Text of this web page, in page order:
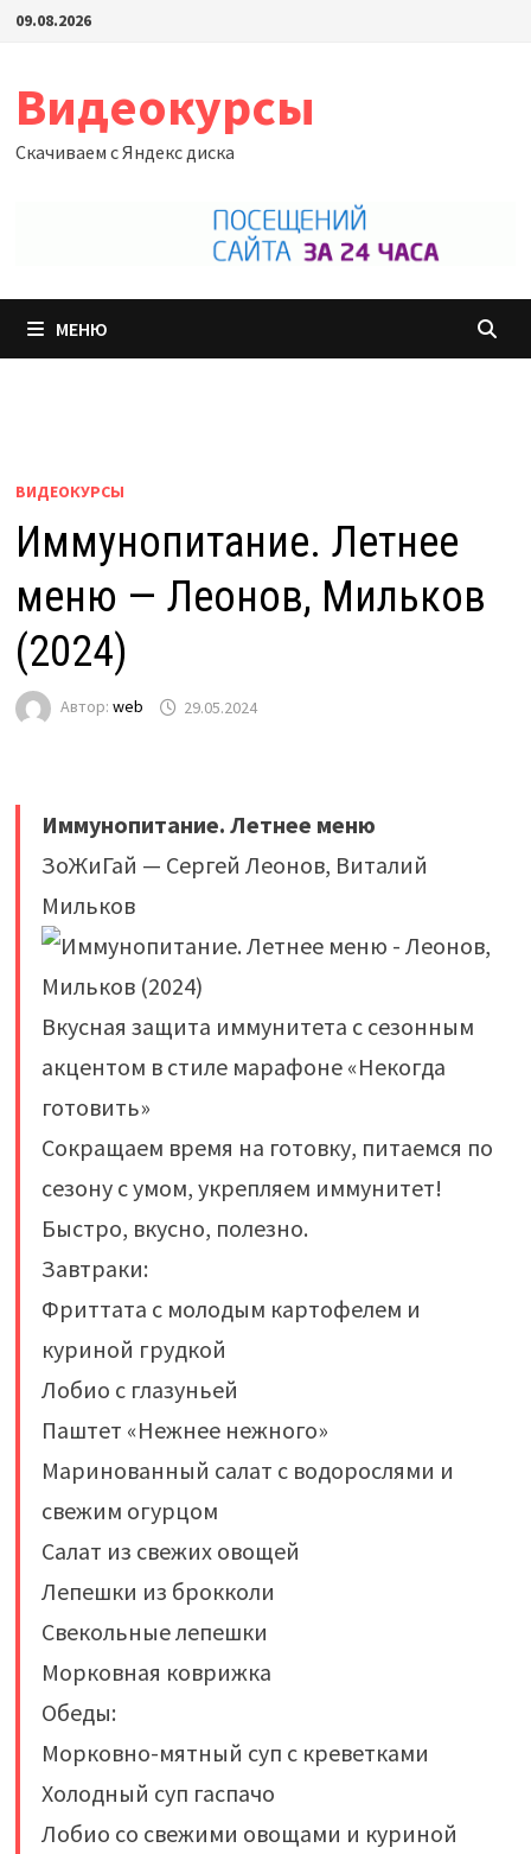
Перейти
09.08.2026
Видеокурсы
Скачиваем с Яндекс диска
МЕНЮ
ВИДЕОКУРСЫ
Иммунопитание. Летнее
меню — Леонов, Мильков
(2024)
Автор: web 29.05.2024
Иммунопитание. Летнее меню
ЗоЖиГай — Сергей Леонов, Виталий
Мильков
Вкусная защита иммунитета с сезонным
акцентом в стиле марафоне «Некогда
готовить»
Сокращаем время на готовку, питаемся по
сезону с умом, укрепляем иммунитет!
Быстро, вкусно, полезно.
Завтраки:
Фриттата с молодым картофелем и
куриной грудкой
Лобио с глазуньей
Паштет «Нежнее нежного»
Маринованный салат с водорослями и
свежим огурцом
Салат из свежих овощей
Лепешки из брокколи
Свекольные лепешки
Морковная коврижка
Обеды:
Морковно-мятный суп с креветками
Холодный суп гаспачо
Лобио со свежими овощами и куриной